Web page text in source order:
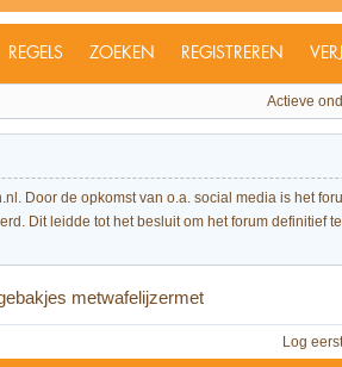
REGELS ZOEKEN REGISTREREN
Actieve
Door de opkomst van o.a. social media is het
Dit leidde tot het besluit om het forum definitief
metwafelijzermet
Log